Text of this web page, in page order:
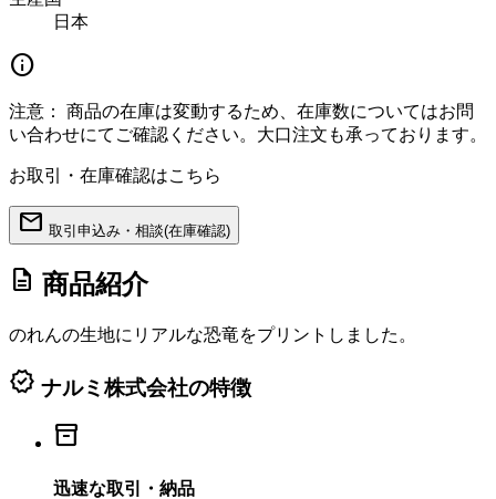
日本
info
注意：
商品の在庫は変動するため、在庫数についてはお問
い合わせにてご確認ください。大口注文も承っております。
お取引・在庫確認はこちら
mail 取引申込み・相談(在庫確認)
description 商品紹介
のれんの生地にリアルな恐竜をプリントしました。
verified ナルミ株式会社の特徴
inventory_2
迅速な取引・納品